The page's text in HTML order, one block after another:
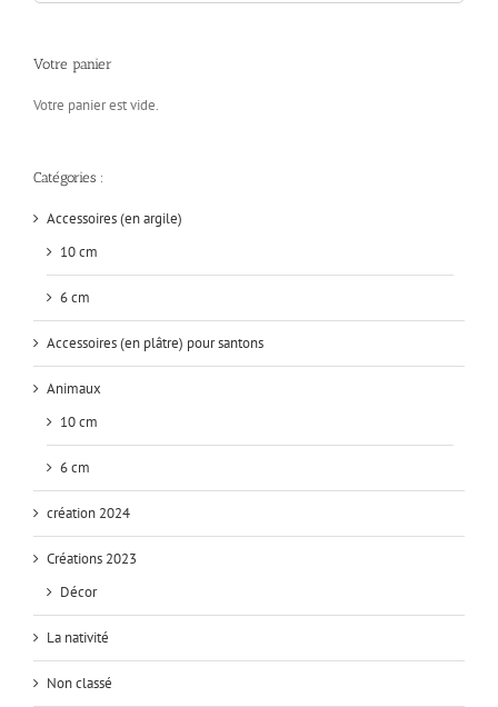
Votre panier
Votre panier est vide.
Catégories :
Accessoires (en argile)
10 cm
6 cm
Accessoires (en plâtre) pour santons
Animaux
10 cm
6 cm
création 2024
Créations 2023
Décor
La nativité
Non classé